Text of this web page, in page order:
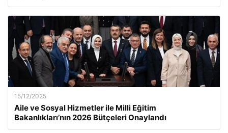
15/12/2025
Aile ve Sosyal Hizmetler ile Milli Eğitim
Bakanlıkları’nın 2026 Bütçeleri Onaylandı